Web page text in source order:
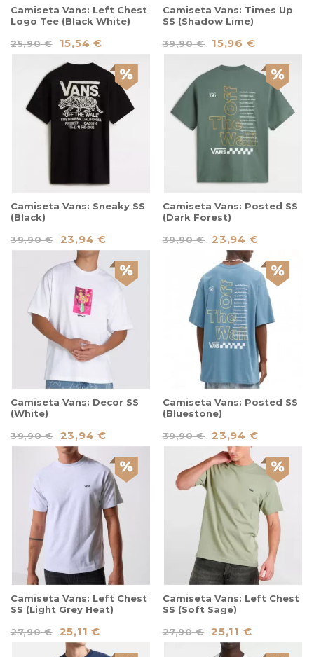
Camiseta Vans: Left Chest
Logo Tee (Black White)
25,90 € 15,54 €
Camiseta Vans: Times Up
SS (Shadow Lime)
39,90 € 15,96 €
Camiseta Vans: Sneaky SS
(Black)
39,90 € 23,94 €
Camiseta Vans: Posted SS
(Dark Forest)
39,90 € 23,94 €
Camiseta Vans: Decor SS
(White)
39,90 € 23,94 €
Camiseta Vans: Posted SS
(Bluestone)
39,90 € 23,94 €
Camiseta Vans: Left Chest
SS (Light Grey Heat)
27,90 € 25,11 €
Camiseta Vans: Left Chest
SS (Soft Sage)
27,90 € 25,11 €